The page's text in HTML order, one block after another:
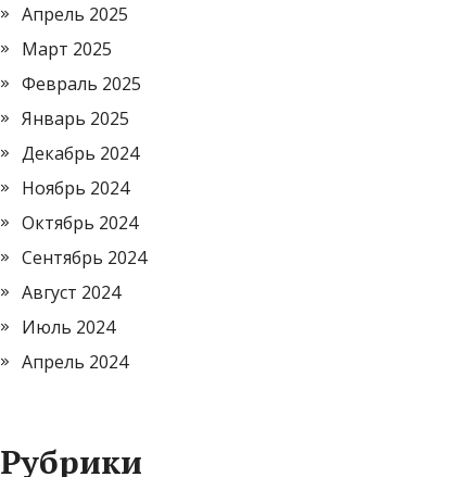
Апрель 2025
Март 2025
Февраль 2025
Январь 2025
Декабрь 2024
Ноябрь 2024
Октябрь 2024
Сентябрь 2024
Август 2024
Июль 2024
Апрель 2024
Рубрики